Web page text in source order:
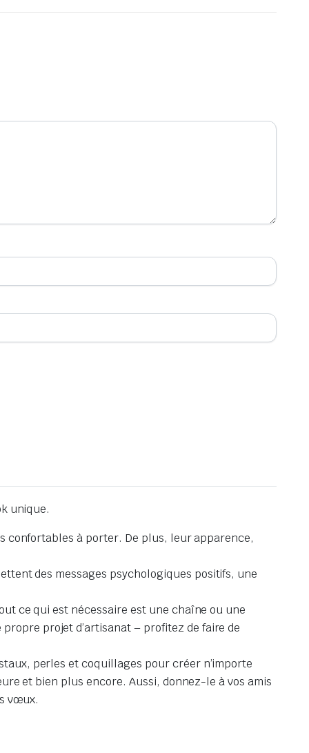
unique.
confortables à porter. De plus, leur apparence,
des messages psychologiques positifs, une
ce qui est nécessaire est une chaîne ou une
projet d’artisanat – profitez de faire de
perles et coquillages pour créer n’importe
et bien plus encore. Aussi, donnez-le à vos amis
vœux.